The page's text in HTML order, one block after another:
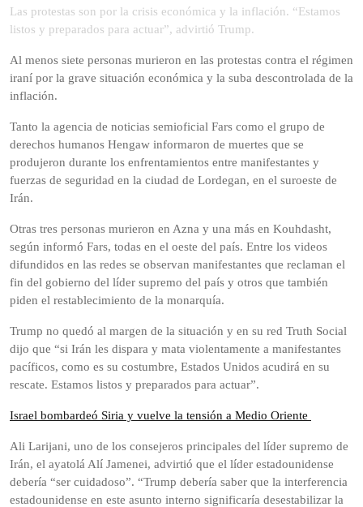
2026
Las protestas son por la crisis económica y la inflación. “Estamos
listos y preparados para actuar”, advirtió Trump.
Al menos siete personas murieron en las protestas contra el régimen
iraní por la grave situación económica y la suba descontrolada de la
inflación.
Tanto la agencia de noticias semioficial Fars como el grupo de
derechos humanos Hengaw informaron de muertes que se
produjeron durante los enfrentamientos entre manifestantes y
fuerzas de seguridad en la ciudad de Lordegan, en el suroeste de
Irán.
Otras tres personas murieron en Azna y una más en Kouhdasht,
según informó Fars, todas en el oeste del país. Entre los videos
difundidos en las redes se observan manifestantes que reclaman el
fin del gobierno del líder supremo del país y otros que también
piden el restablecimiento de la monarquía.
Trump no quedó al margen de la situación y en su red Truth Social
dijo que “si Irán les dispara y mata violentamente a manifestantes
pacíficos, como es su costumbre, Estados Unidos acudirá en su
rescate. Estamos listos y preparados para actuar”.
Israel bombardeó Siria y vuelve la tensión a Medio Oriente
Ali Larijani, uno de los consejeros principales del líder supremo de
Irán, el ayatolá Alí Jamenei, advirtió que el líder estadounidense
debería “ser cuidadoso”. “Trump debería saber que la interferencia
estadounidense en este asunto interno significaría desestabilizar la